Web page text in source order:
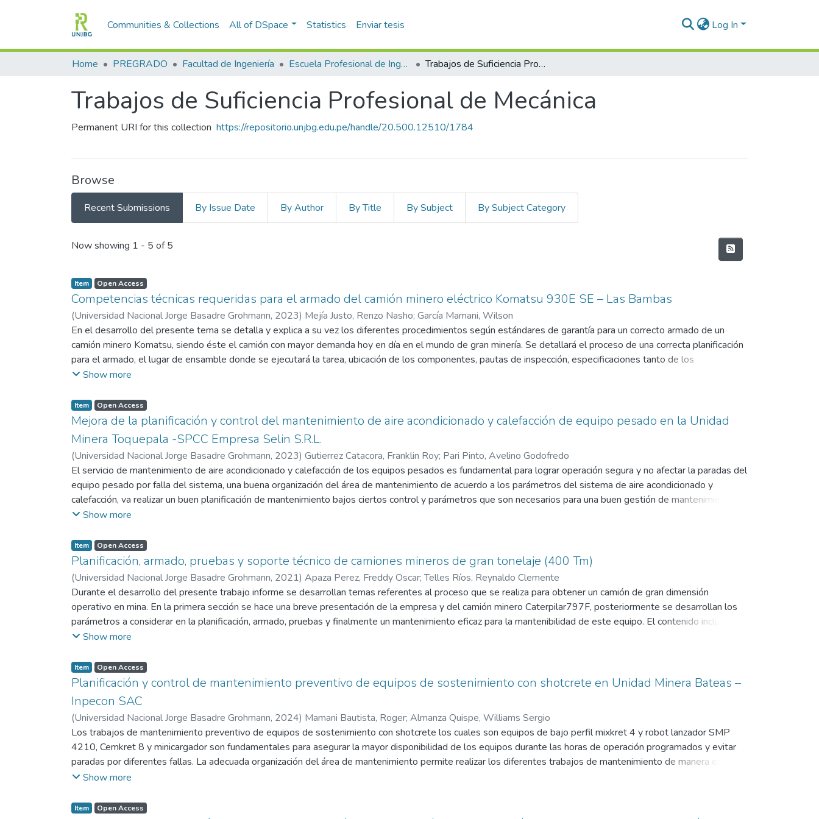
Communities & Collections All of DSpace Statistics Enviar tesis Log In
Home PREGRADO Facultad de Ingeniería Escuela Profesional de Ingeniería Mecánica Trabajos de Suficiencia Profesional de Mecánica
Trabajos de Suficiencia Profesional de Mecánica
Permanent URI for this collection https://repositorio.unjbg.edu.pe/handle/20.500.12510/1784
Browse
Recent Submissions By Issue Date By Author By Title By Subject By Subject Category
Recent Submissions
Now showing 1 - 5 of 5
Item Open Access
Competencias técnicas requeridas para el armado del camión minero eléctrico Komatsu 930E SE – Las Bambas
(Universidad Nacional Jorge Basadre Grohmann, 2023) Mejía Justo, Renzo Nasho; García Mamani, Wilson
En el desarrollo del presente tema se detalla y explica a su vez los diferentes procedimientos según estándares de garantía para un correcto armado de un
camión minero Komatsu, siendo éste el camión con mayor demanda hoy en día en el mundo de gran minería. Se detallará el proceso de una correcta planificación
para el armado, el lugar de ensamble donde se ejecutará la tarea, ubicación de los componentes, pautas de inspección, especificaciones tanto de los
componentes del camión así como del motor Cummins QSK78. Finalmente, en los capítulos III, IV V, se indican las normas que rigen el proceso, los estándares
Show more
Item Open Access
Mejora de la planificación y control del mantenimiento de aire acondicionado y calefacción de equipo pesado en la Unidad
Minera Toquepala -SPCC Empresa Selin S.R.L.
(Universidad Nacional Jorge Basadre Grohmann, 2023) Gutierrez Catacora, Franklin Roy; Pari Pinto, Avelino Godofredo
El servicio de mantenimiento de aire acondicionado y calefacción de los equipos pesados es fundamental para lograr operación segura y no afectar la paradas del
equipo pesado por falla del sistema, una buena organización del área de mantenimiento de acuerdo a los parámetros del sistema de aire acondicionado y
calefacción, va realizar un buen planificación de mantenimiento bajos ciertos control y parámetros que son necesarios para una buen gestión de mantenimiento,
además de una eficiente supervisión. Considerando el tipo de operación realizada por las unidades de la flota; se establecen los documentos necesarios para el
reportar el desgaste. Los indicadores de gestión de mantenimiento a permitido ayudar a ver el avance de la mejora y también poder observar donde existen las
falencias para corregirlas.
Show more
Item Open Access
Planificación, armado, pruebas y soporte técnico de camiones mineros de gran tonelaje (400 Tm)
(Universidad Nacional Jorge Basadre Grohmann, 2021) Apaza Perez, Freddy Oscar;Telles Ríos, Reynaldo Clemente
Durante el desarrollo del presente trabajo informe se desarrollan temas referentes al proceso que se realiza para obtener un camión de gran dimensión
operativo en mina. En la primera sección se hace una breve presentación de la empresa y del camión minero Caterpilar797F, posteriormente se desarrollan los
parámetros a considerar en la planificación, armado, pruebas y finalmente un mantenimiento eficaz para la mantenibilidad de este equipo. El contenido incluye la
secuencia que se sigue para obtener operativo un camión minero de gran dimensión (Caterpillar 797F), desde cuando una empresa minera tiene la necesidad de
material. El presente trabajo informe ha sido redactado bajo la experiencia profesional adquirida de dos grandes empresas que tienen como característica
principal ser las únicas empresas en el Perú de vender camiones de gran tonelaje, me refiero a la empresa Ferreyros S.A y Komatsu- Mitsui Perú S.A.
Show more
Item Open Access
Planificación y control de mantenimiento preventivo de equipos de sostenimiento con shotcrete en Unidad Minera Bateas –
Inpecon SAC
(Universidad Nacional Jorge Basadre Grohmann, 2024) Mamani Bautista, Roger; Almanza Quispe, Williams Sergio
Los trabajos de mantenimiento preventivo de equipos de sostenimiento con shotcrete los cuales son equipos de bajo perfil mixkret 4 y robot lanzador SMP
4210, Cemkret 8 y minicargador son fundamentales para asegurar la mayor disponibilidad de los equipos durante las horas de operación programados y evitar
paradas por diferentes fallas. La adecuada organización del área de mantenimiento permite realizar los diferentes trabajos de mantenimiento de manera efectiva
y segura. Durante las horas de operación se realiza las inspecciones rutinarias programadas, donde se registra las observaciones de parte del personal técnico y
establecidos. Los indicadores de gestión de mantenimiento permiten medir la operatividad de los equipos, medir la eficiencia del área de mantenimiento y tomar
Show more
Item Open Access